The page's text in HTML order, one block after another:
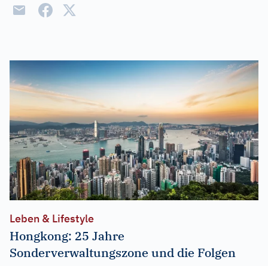
Leben & Lifestyle
Hongkong: 25 Jahre
Sonderverwaltungszone und die Folgen